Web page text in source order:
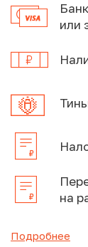
или
на
Подробнее